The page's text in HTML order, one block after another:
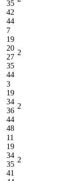
35
42
44
7
19
20
27
35
44
2
3
19
34
36
44
48
2
11
19
34
35
41
2